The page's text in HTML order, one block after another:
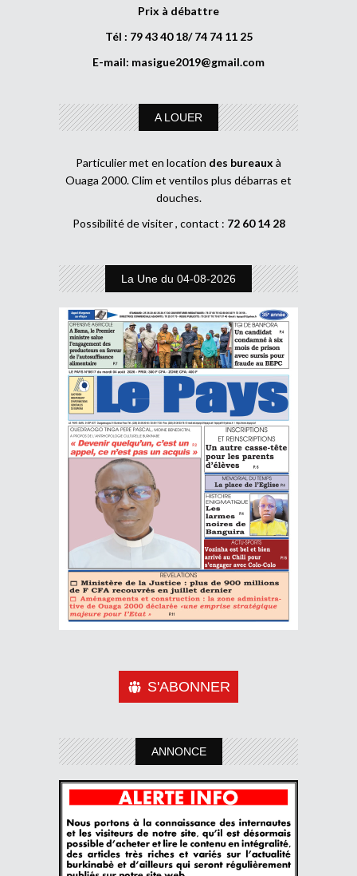
Prix à débattre
Tél : 79 43 40 18/ 74 74 11 25
E-mail: masigue2019@gmail.com
A LOUER
Particulier met en location des bureaux à
Ouaga 2000. Clim et ventilos plus débarras et
douches.
Possibilité de visiter , contact : 72 60 14 28
La Une du 04-08-2026
S'ABONNER
ANNONCE